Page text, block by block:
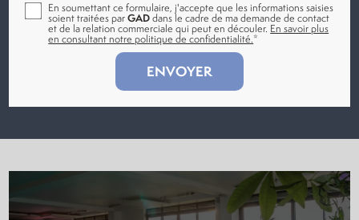
En soumettant ce formulaire, j'accepte que les informations saisies
soient traitées parGADdans le cadre de ma demande de contact
et de la relation commerciale qui peut en découler. En savoir plus
en consultant notre politique de confidentialité.*